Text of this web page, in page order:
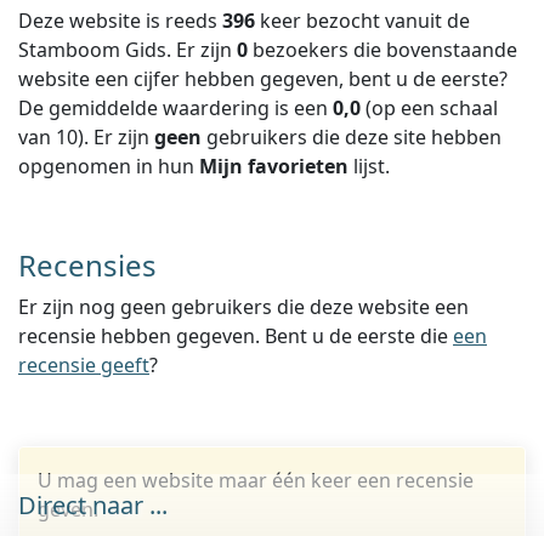
Deze website is reeds 396 keer bezocht vanuit de
Stamboom Gids. Er zijn 0 bezoekers die bovenstaande
website een cijfer hebben gegeven, bent u de eerste?
De gemiddelde waardering is een 0,0(op een schaal
van 10). Er zijn geen gebruikers die deze site hebben
opgenomen in hun Mijn favorieten lijst.
Recensies
Er zijn nog geen gebruikers die deze website een
recensie hebben gegeven. Bent u de eerste die een
recensie geeft?
U mag een website maar één keer een recensie
geven.
Direct naar ...